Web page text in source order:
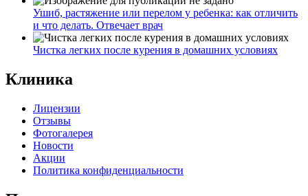
Ушиб, растяжение или перелом у ребенка: как отличить
и что делать. Отвечает врач
Чистка легких после курения в домашних условиях
Клиника
Лицензии
Отзывы
Фотогалерея
Новости
Акции
Политика конфиденциальности